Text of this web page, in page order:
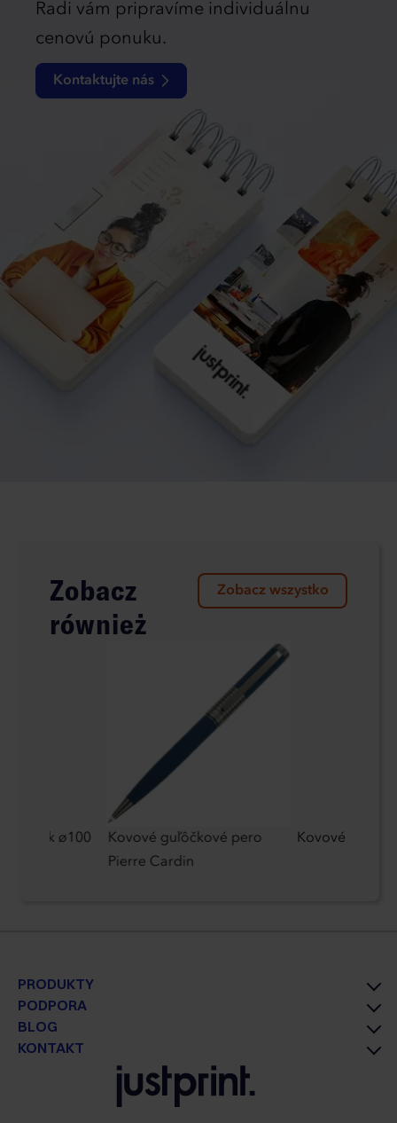
Radi vám pripravíme individuálnu
cenovú ponuku.
Kontaktujte nás
Zobacz
również
Zobacz wszystko
ø100
Kovové guľôčkové pero
Pierre Cardin
Kovové pero
PRODUKTY
PODPORA
BLOG
KONTAKT